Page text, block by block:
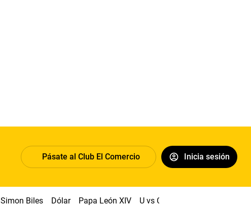
Pásate al Club El Comercio Inicia sesión
Simon Biles Dólar Papa León XIV U vs Cristal